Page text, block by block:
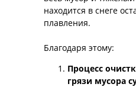
находится в снеге
плавления.
Благодаря этому:
Процесс
грязи мусора